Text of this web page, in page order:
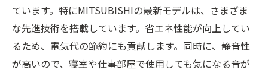
ています。特にMITSUBISHIの最新モデルは、さまざま
な先進技術を搭載しています。省エネ性能が向上してい
るため、電気代の節約にも貢献します。同時に、静音性
が高いので、寝室や仕事部屋で使用しても気になる音が